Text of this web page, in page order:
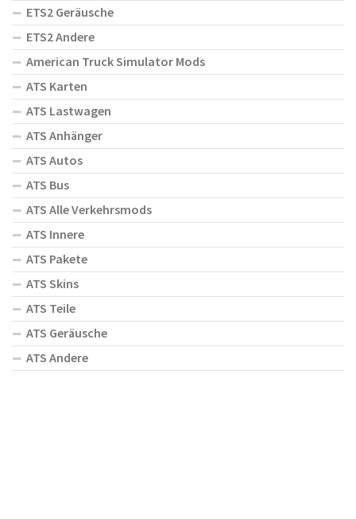
ETS2 Geräusche
ETS2 Andere
American Truck Simulator Mods
ATS Karten
ATS Lastwagen
ATS Anhänger
ATS Autos
ATS Bus
ATS Alle Verkehrsmods
ATS Innere
ATS Pakete
ATS Skins
ATS Teile
ATS Geräusche
ATS Andere